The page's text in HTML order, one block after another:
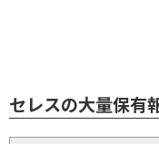
セレスの大量保有